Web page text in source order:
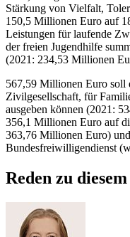
Stärkung von Vielfalt,
150,5 Millionen Euro auf
Leistungen für laufende
der freien Jugendhilfe
(2021: 234,53 Millionen
567,59 Millionen Euro soll
Zivilgesellschaft, für
ausgeben können (2021:
356,1 Millionen Euro auf
363,76 Millionen Euro)
Bundesfreiwilligendienst
Reden zu